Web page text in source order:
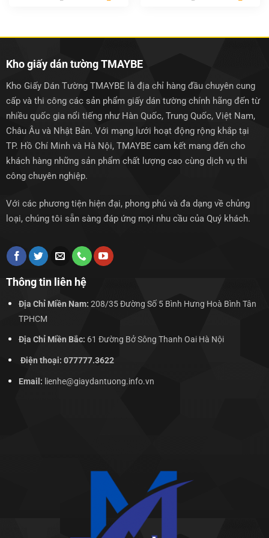
hiện
hiện
Kho giấy dán tường TMAYBE
Kho Giấy Dán Tường TMAYBE là địa chỉ hàng đầu chuyên cung
cấp và thi công các sản phẩm giấy dán tường chính hãng đến từ
nhiều quốc gia nổi tiếng như Hàn Quốc, Trung Quốc, Việt Nam,
Châu Âu và Nhật Bản. Với mạng lưới hoạt động rộng khắp tại
TP. Hồ Chí Minh và Hà Nội, TMAYBE cam kết mang đến cho
khách hàng những sản phẩm chất lượng cao cùng dịch vụ thi
công chuyên nghiệp.
Với các phương tiện hiện đại, phong phú và đa dạng về chủng
loại, chúng tôi sẵn sàng đáp ứng mọi nhu cầu của Quý khách.
Thông tin liên hệ
Địa Chỉ Miền Nam: 208/35 Đường Số 5 Bình Hưng Hoà Bình Tân
TPHCM
Địa Chỉ Miền Bắc: 61 Đường Bở Sông Thanh Oai Hà Nội
Điện thoại: 077777.3622
Email: lienhe@giaydantuong.info.vn